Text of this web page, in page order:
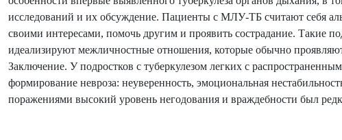
исследований и их обсуждение. Пациенты с МЛУ-ТБ считают себя
своими интересами, помочь другим и проявить сострадание. Такие
идеализируют межличностные отношения, которые обычно
Заключение. У подростков с туберкулезом легких с
формирование невроза: неуверенность, эмоциональная
поражениями высокий уровень негодования и враждебности был